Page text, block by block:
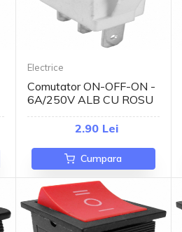
Electrice
Comutator ON-OFF-ON -
6A/250V ALB CU ROSU
2.90 Lei
Cumpara